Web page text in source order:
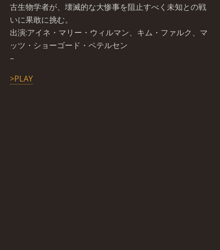
古生物学者が、壊滅的な大惨事を阻止すべく未知との戦
いに果敢に挑む。
出演:アイネ・マリー・ウィルマン、キム・ファルク、マ
ッツ・ショーゴード・ペテルセン
–
>PLAY